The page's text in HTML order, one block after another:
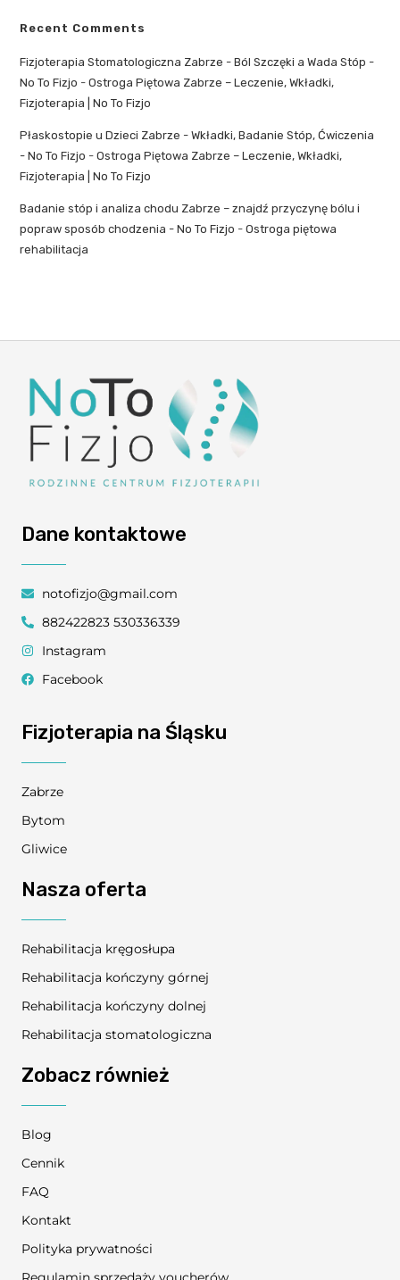
Recent Comments
Fizjoterapia Stomatologiczna Zabrze - Ból Szczęki a Wada Stóp -
No To Fizjo -Ostroga Piętowa Zabrze – Leczenie, Wkładki,
Fizjoterapia | No To Fizjo
Płaskostopie u Dzieci Zabrze - Wkładki, Badanie Stóp, Ćwiczenia
- No To Fizjo -Ostroga Piętowa Zabrze – Leczenie, Wkładki,
Fizjoterapia | No To Fizjo
Badanie stóp i analiza chodu Zabrze – znajdź przyczynę bólu i
popraw sposób chodzenia - No To Fizjo -Ostroga piętowa
rehabilitacja
Dane kontaktowe
notofizjo@gmail.com
882422823 530336339
Instagram
Facebook
Fizjoterapia na Śląsku
Zabrze
Bytom
Gliwice
Nasza oferta
Rehabilitacja kręgosłupa
Rehabilitacja kończyny górnej
Rehabilitacja kończyny dolnej
Rehabilitacja stomatologiczna
Zobacz również
Blog
Cennik
FAQ
Kontakt
Polityka prywatności